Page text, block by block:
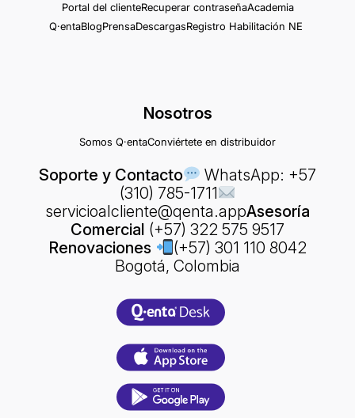
Portal del clienteRecuperar contraseñaAcademia
Q·entaBlogPrensaDescargasRegistro Habilitación NE
Nosotros
Somos Q·entaConviértete en distribuidor
Soporte y Contacto
WhatsApp: +57
(310) 785-1711
servicioalcliente@qenta.appAsesoría
Comercial (+57) 322 575 9517
Renovaciones
(+57) 301 110 8042
Bogotá, Colombia